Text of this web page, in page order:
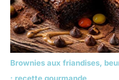
Brownies aux friandises,